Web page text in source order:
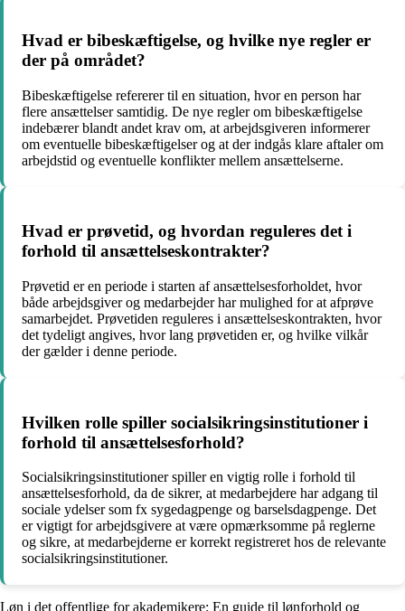
Hvad er bibeskæftigelse, og hvilke nye regler er
der på området?
Bibeskæftigelse refererer til en situation, hvor en person har
flere ansættelser samtidig. De nye regler om bibeskæftigelse
indebærer blandt andet krav om, at arbejdsgiveren informerer
om eventuelle bibeskæftigelser og at der indgås klare aftaler om
arbejdstid og eventuelle konflikter mellem ansættelserne.
Hvad er prøvetid, og hvordan reguleres det i
forhold til ansættelseskontrakter?
Prøvetid er en periode i starten af ansættelsesforholdet, hvor
både arbejdsgiver og medarbejder har mulighed for at afprøve
samarbejdet. Prøvetiden reguleres i ansættelseskontrakten, hvor
det tydeligt angives, hvor lang prøvetiden er, og hvilke vilkår
der gælder i denne periode.
Hvilken rolle spiller socialsikringsinstitutioner i
forhold til ansættelsesforhold?
Socialsikringsinstitutioner spiller en vigtig rolle i forhold til
ansættelsesforhold, da de sikrer, at medarbejdere har adgang til
sociale ydelser som fx sygedagpenge og barselsdagpenge. Det
er vigtigt for arbejdsgivere at være opmærksomme på reglerne
og sikre, at medarbejderne er korrekt registreret hos de relevante
socialsikringsinstitutioner.
Løn i det offentlige for akademikere: En guide til lønforhold og